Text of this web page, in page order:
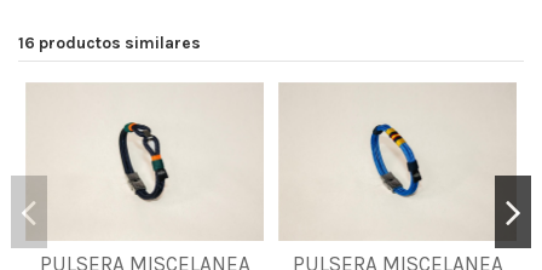
16 productos similares
PULSERA MISCELANEA
PULSERA MISCELANEA